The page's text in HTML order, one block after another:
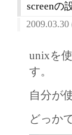
screenの
unixを
す。
自分が
どっか